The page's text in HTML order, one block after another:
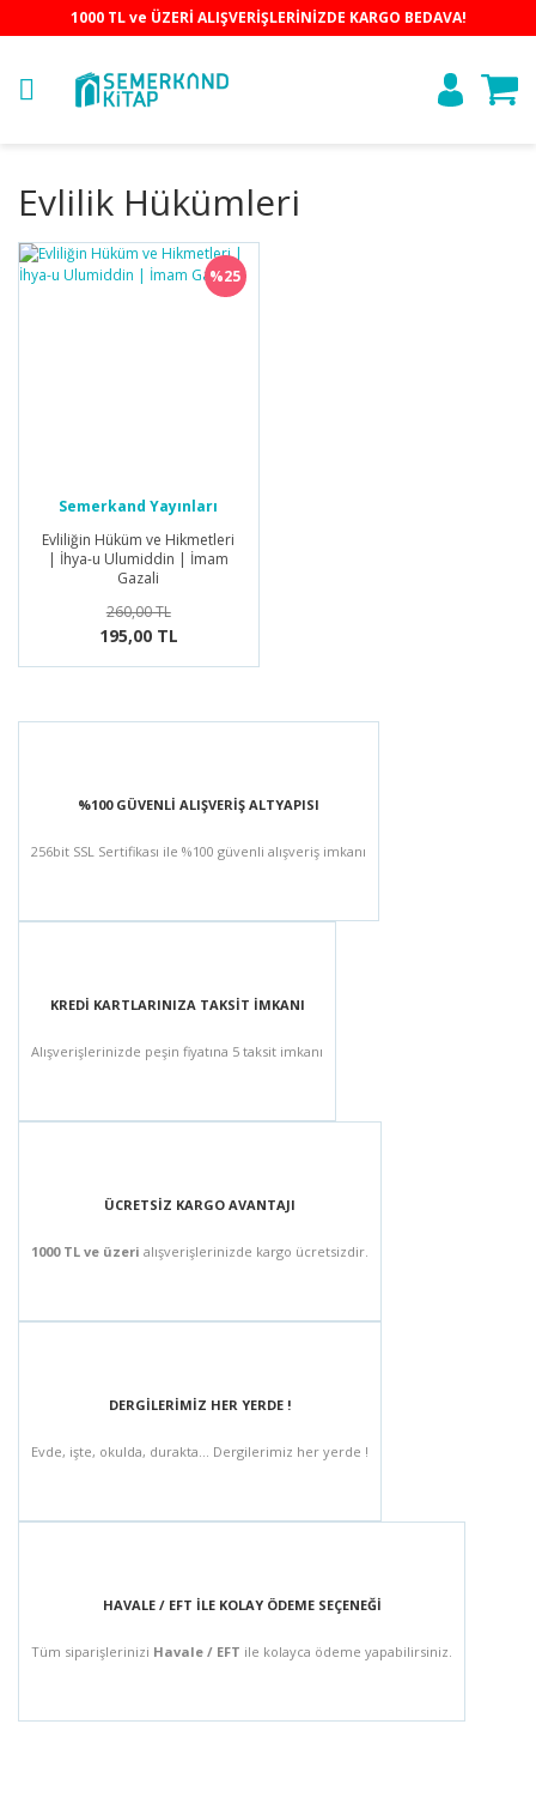
1000 TL ve ÜZERİ ALIŞVERİŞLERİNİZDE KARGO BEDAVA!
Evlilik Hükümleri
%25
Semerkand Yayınları
Evliliğin Hüküm ve Hikmetleri
| İhya-u Ulumiddin | İmam
Gazali
260,00 TL
195,00 TL
%100 GÜVENLİ ALIŞVERİŞ ALTYAPISI
256bit SSL Sertifikası ile %100 güvenli alışveriş imkanı
KREDİ KARTLARINIZA TAKSİT İMKANI
Alışverişlerinizde peşin fiyatına 5 taksit imkanı
ÜCRETSİZ KARGO AVANTAJI
1000 TL ve üzeri alışverişlerinizde kargo ücretsizdir.
DERGİLERİMİZ HER YERDE !
Evde, işte, okulda, durakta... Dergilerimiz her yerde !
HAVALE / EFT İLE KOLAY ÖDEME SEÇENEĞİ
Tüm siparişlerinizi Havale / EFT ile kolayca ödeme yapabilirsiniz.